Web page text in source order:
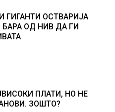
ГИГАНТИ ОСТВАРИЈА
ОД НИВ ДА ГИ
ПЛАТИ, НО НЕ
ЗОШТО?